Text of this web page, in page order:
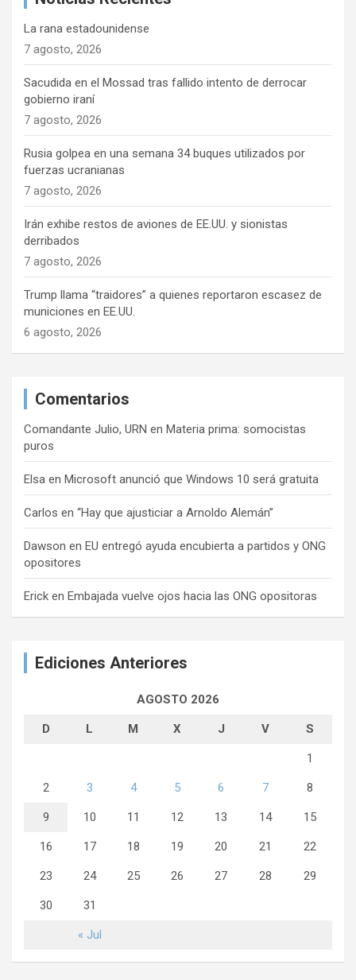
La rana estadounidense
7 agosto, 2026
Sacudida en el Mossad tras fallido intento de derrocar
gobierno iraní
7 agosto, 2026
Rusia golpea en una semana 34 buques utilizados por
fuerzas ucranianas
7 agosto, 2026
Irán exhibe restos de aviones de EE.UU. y sionistas
derribados
7 agosto, 2026
Trump llama “traidores” a quienes reportaron escasez de
municiones en EE.UU.
6 agosto, 2026
Comentarios
Comandante Julio, URN en Materia prima: somocistas
puros
Elsa en Microsoft anunció que Windows 10 será gratuita
Carlos en “Hay que ajusticiar a Arnoldo Alemán”
Dawson en EU entregó ayuda encubierta a partidos y ONG
opositores
Erick en Embajada vuelve ojos hacia las ONG opositoras
Ediciones Anteriores
AGOSTO 2026
D L M X J V S
« Jul
1
2 3 4 5 6 7 8
9 10 11 12 13 14 15
16 17 18 19 20 21 22
23 24 25 26 27 28 29
30 31